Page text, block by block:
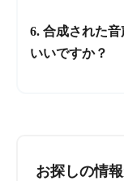
6. 合成された
いいですか？
お探しの情